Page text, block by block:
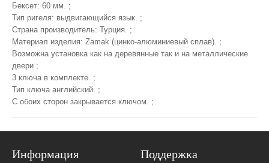
Бексет: 60 мм. ;
Тип ригеля: выдвигающийся язык. ;
Страна производитель: Турция. ;
Материал изделия: Zamak (цинко-алюминиевый сплав). ;
Возможна установка как на деревянные так и на металлические
двери ;
3 ключа в комплекте. ;
Тип ключа английский. ;
С обоих сторон закрывается ключом. ;
Информация Поддержка